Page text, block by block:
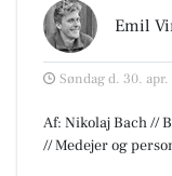
Emil
Søndag d. 30.
Af: Nikolaj Bach //
// Medejer og